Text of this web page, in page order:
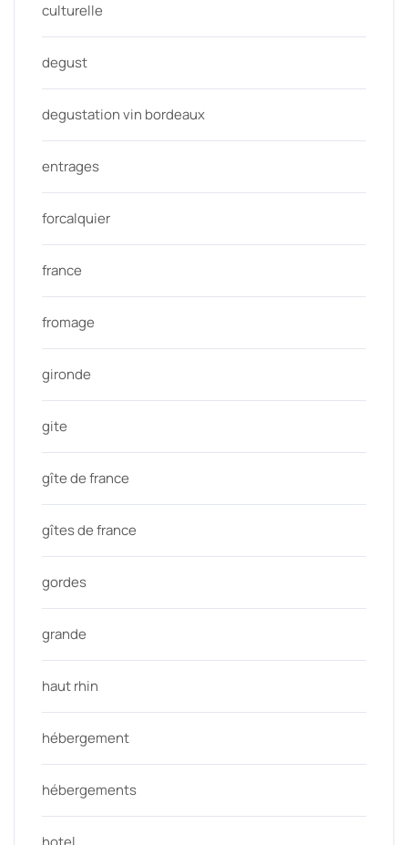
culturelle
degust
degustation vin bordeaux
entrages
forcalquier
france
fromage
gironde
gite
gîte de france
gîtes de france
gordes
grande
haut rhin
hébergement
hébergements